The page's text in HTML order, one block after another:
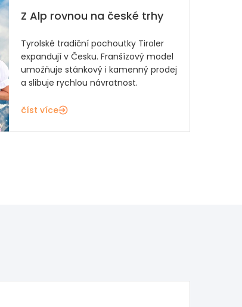
Z Alp rovnou na české trhy
Tyrolské tradiční pochoutky Tiroler
expandují v Česku. Franšízový model
umožňuje stánkový i kamenný prodej
a slibuje rychlou návratnost.
číst více